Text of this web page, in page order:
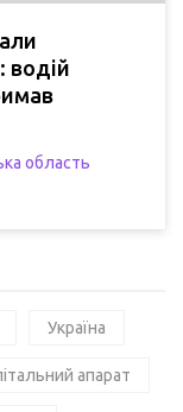
водій
область
Україна
апарат